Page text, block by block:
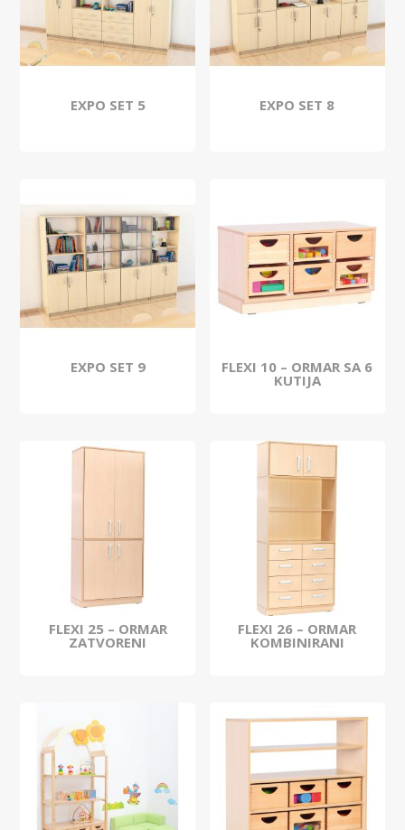
EXPO SET 5 EXPO SET 8
EXPO SET 9 FLEXI 10 – ORMAR SA 6
KUTIJA
FLEXI 25 – ORMAR
ZATVORENI
FLEXI 26 – ORMAR
KOMBINIRANI